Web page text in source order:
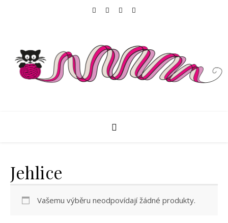
Jehlice
Vašemu výběru neodpovídají žádné produkty.